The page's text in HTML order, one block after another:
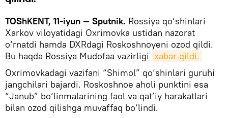
TOShKENT, 11-iyun — Sputnik. Rossiya qo‘shinlari
Xarkov viloyatidagi Oxrimovka ustidan nazorat
o‘rnatdi hamda DXRdagi Roskoshnoyeni ozod qildi.
Bu haqda Rossiya Mudofaa vazirligi xabar qildi.
Oxrimovkadagi vazifani “Shimol” qo‘shinlari guruhi
jangchilari bajardi. Roskoshnoe aholi punktini esa
“Janub” bo‘linmalarining faol va qat’iy harakatlari
bilan ozod qilishga muvaffaq bo‘lindi.